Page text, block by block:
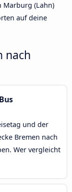
Marburg (Lahn)
auf deine
nach
und der
Bremen nach
Wer vergleicht